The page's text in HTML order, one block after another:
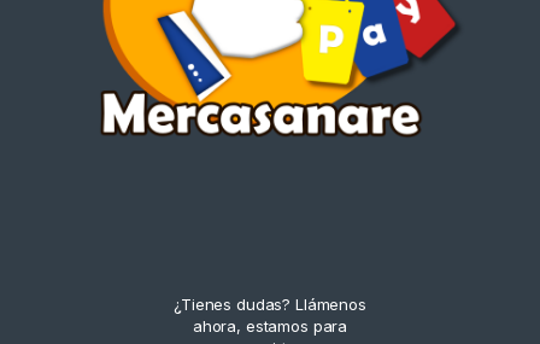
¿Tienes dudas? Llámenos
ahora, estamos para